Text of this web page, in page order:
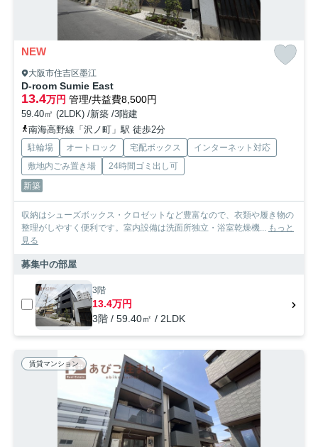
NEW
大阪市住吉区墨江
D-room Sumie East
13.4万円 管理/共益費8,500円
59.40㎡ (2LDK) /新築 /3階建
南海高野線「沢ノ町」駅 徒歩2分
駐輪場 オートロック 宅配ボックス
インターネット対応
敷地内ごみ置き場
24時間ゴミ出し可
新築
収納はシューズボックス・クロゼットなど豊富なので、衣類や履き物の
整理がしやすく便利です。室内設備は洗面所独立・浴室乾燥機...
もっと
見る
募集中の部屋
3階
13.4万円
3階 / 59.40㎡ / 2LDK
賃貸マンション